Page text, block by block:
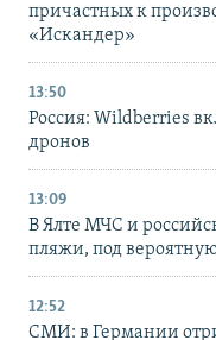
причастных к
«Искандер»
13:50
Россия: Wildberries
дронов
13:09
В Ялте МЧС и
пляжи, под
12:52
СМИ: в Германии